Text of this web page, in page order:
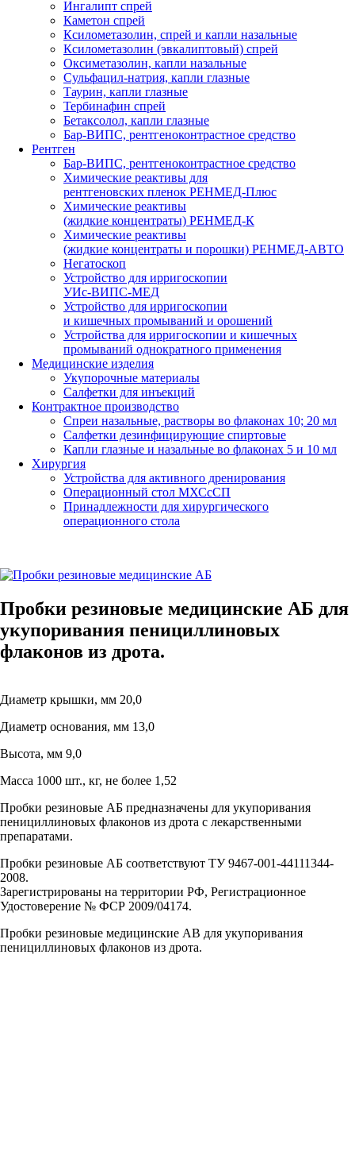
Ингалипт спрей
Каметон спрей
Ксилометазолин, спрей и капли назальные
Ксилометазолин (эвкалиптовый) спрей
Оксиметазолин, капли назальные
Сульфацил-натрия, капли глазные
Таурин, капли глазные
Тербинафин спрей
Бетаксолол, капли глазные
Бар-ВИПС, рентгеноконтрастное средство
Рентген
Бар-ВИПС, рентгеноконтрастное средство
Химические реактивы для
рентгеновских пленок РЕНМЕД-Плюс
Химические реактивы
(жидкие концентраты) РЕНМЕД-К
Химические реактивы
(жидкие концентраты и порошки) РЕНМЕД-АВТО
Негатоскоп
Устройство для ирригоскопии
УИс-ВИПС-МЕД
Устройство для ирригоскопии
и кишечных промываний и орошений
Устройства для ирригоскопии и кишечных
промываний однократного применения
Медицинские изделия
Укупорочные материалы
Салфетки для инъекций
Контрактное производство
Спреи назальные, растворы во флаконах 10; 20 мл
Салфетки дезинфицирующие спиртовые
Капли глазные и назальные во флаконах 5 и 10 мл
Хирургия
Устройства для активного дренирования
Операционный стол МХСсСП
Принадлежности для хирургического
операционного стола
Пробки резиновые медицинские АБ для
укупоривания пенициллиновых
флаконов из дрота.
Диаметр крышки, мм 20,0
Диаметр основания, мм 13,0
Высота, мм 9,0
Масса 1000 шт., кг, не более 1,52
Пробки резиновые АБ предназначены для укупоривания
пенициллиновых флаконов из дрота с лекарственными
препаратами.
Пробки резиновые АБ соответствуют ТУ 9467-001-44111344-
2008.
Зарегистрированы на территории РФ, Регистрационное
Удостоверение № ФСР 2009/04174.
Пробки резиновые медицинские AB для укупоривания
пенициллиновых флаконов из дрота.